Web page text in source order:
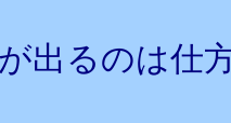
出るのは仕